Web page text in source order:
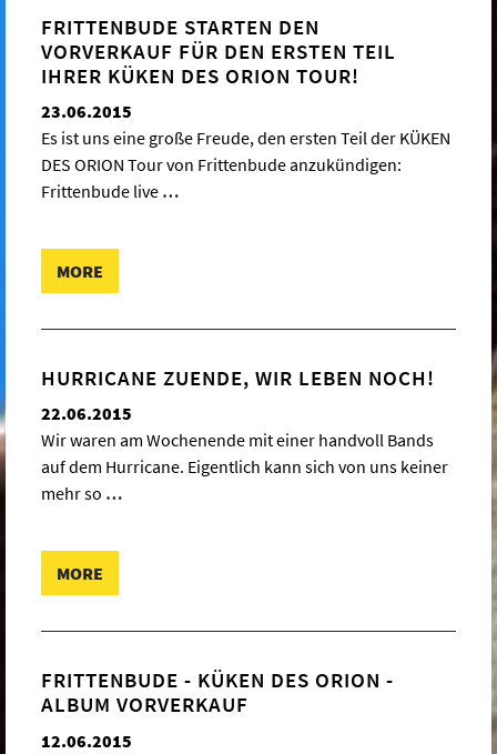
FRITTENBUDE STARTEN DEN
VORVERKAUF FÜR DEN ERSTEN TEIL
IHRER KÜKEN DES ORION TOUR!
23.06.2015
Es ist uns eine große Freude, den ersten Teil der KÜKEN
DES ORION Tour von Frittenbude anzukündigen:
Frittenbude live …
MORE
HURRICANE ZUENDE, WIR LEBEN NOCH!
22.06.2015
Wir waren am Wochenende mit einer handvoll Bands
auf dem Hurricane. Eigentlich kann sich von uns keiner
mehr so …
MORE
FRITTENBUDE - KÜKEN DES ORION -
ALBUM VORVERKAUF
12.06.2015